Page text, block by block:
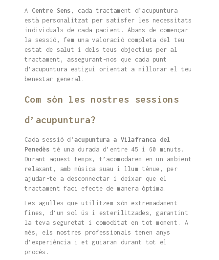
A Centre Sens , cada tractament d’acupuntura
està personalitzat per satisfer les necessitats
individuals de cada pacient. Abans de començar
la sessió, fem una valoració completa del teu
estat de salut i dels teus objectius per al
tractament, assegurant-nos que cada punt
d’acupuntura estigui orientat a millorar el teu
benestar general.
Com són les nostres sessions
d’acupuntura?
Cada sessió d’ acupuntura a Vilafranca del
Penedèsté una durada d’entre 45 i 60 minuts.
Durant aquest temps, t’acomodarem en un ambient
relaxant, amb música suau i llum tènue, per
ajudar-te a desconnectar i deixar que el
tractament faci efecte de manera òptima.
Les agulles que utilitzem són extremadament
fines, d’un sol ús i esterilitzades, garantint
la teva seguretat i comoditat en tot moment. A
més, els nostres professionals tenen anys
d’experiència i et guiaran durant tot el
procés.